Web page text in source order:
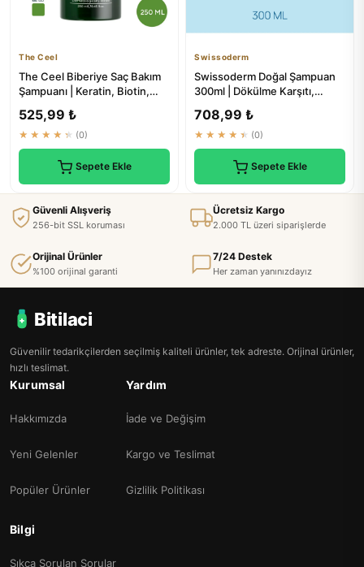
The Ceel
The Ceel Biberiye Saç Bakım
Şampuanı | Keratin, Biotin,
525,99 ₺
★★★★★ (0)
Sepete Ekle
Swissoderm
Swissoderm Doğal Şampuan
300ml | Dökülme Karşıtı,
708,99 ₺
★★★★★ (0)
Sepete Ekle
Güvenli Alışveriş
256-bit SSL koruması
Ücretsiz Kargo
2.000 TL üzeri siparişlerde
Orijinal Ürünler
%100 orijinal garanti
7/24 Destek
Her zaman yanınızdayız
Bitilaci
Güvenilir tedarikçilerden seçilmiş kaliteli ürünler, tek adreste. Orijinal ürünler,
hızlı teslimat.
Kurumsal
Hakkımızda
Yeni Gelenler
Popüler Ürünler
Yardım
İade ve Değişim
Kargo ve Teslimat
Gizlilik Politikası
Bilgi
Sıkça Sorulan Sorular